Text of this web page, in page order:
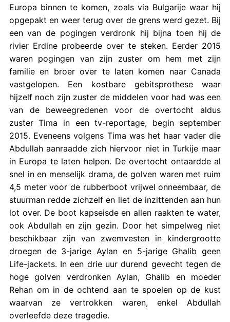
Europa binnen te komen, zoals via Bulgarije waar hij
opgepakt en weer terug over de grens werd gezet. Bij
een van de pogingen verdronk hij bijna toen hij de
rivier Erdine probeerde over te steken. Eerder 2015
waren pogingen van zijn zuster om hem met zijn
familie en broer over te laten komen naar Canada
vastgelopen. Een kostbare gebitsprothese waar
hijzelf noch zijn zuster de middelen voor had was een
van de beweegredenen voor de overtocht aldus
zuster Tima in een tv-reportage, begin september
2015. Eveneens volgens Tima was het haar vader die
Abdullah aanraadde zich hiervoor niet in Turkije maar
in Europa te laten helpen. De overtocht ontaardde al
snel in en menselijk drama, de golven waren met ruim
4,5 meter voor de rubberboot vrijwel onneembaar, de
stuurman redde zichzelf en liet de inzittenden aan hun
lot over. De boot kapseisde en allen raakten te water,
ook Abdullah en zijn gezin. Door het simpelweg niet
beschikbaar zijn van zwemvesten in kindergrootte
droegen de 3-jarige Aylan en 5-jarige Ghalib geen
Life-jackets. In een drie uur durend gevecht tegen de
hoge golven verdronken Aylan, Ghalib en moeder
Rehan om in de ochtend aan te spoelen op de kust
waarvan ze vertrokken waren, enkel Abdullah
overleefde deze tragedie.